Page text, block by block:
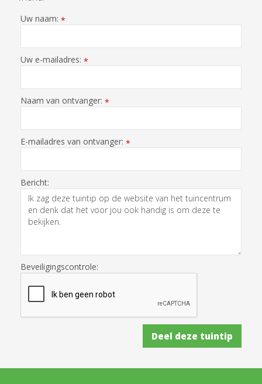
Uw naam: *
Uw e-mailadres: *
Naam van ontvanger: *
E-mailadres van ontvanger: *
Bericht:
Beveiligingscontrole: